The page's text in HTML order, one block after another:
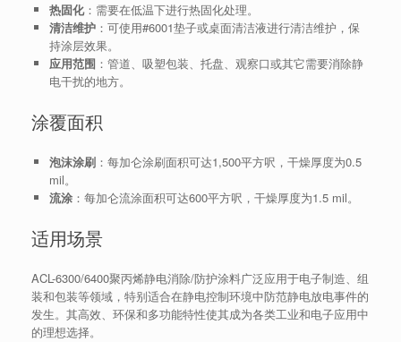
热固化：需要在低温下进行热固化处理。
清洁维护：可使用#6001垫子或桌面清洁液进行清洁维护，保
持涂层效果。
应用范围 ：管道、吸塑包装、托盘、观察口或其它需要消除静
电干扰的地方。
涂覆面积
泡沫涂刷：每加仑涂刷面积可达1,500平方呎，干燥厚度为0.5
mil。
流涂：每加仑流涂面积可达600平方呎，干燥厚度为1.5 mil。
适用场景
ACL-6300/6400聚丙烯静电消除/防护涂料广泛应用于电子制造、组
装和包装等领域，特别适合在静电控制环境中防范静电放电事件的
发生。其高效、环保和多功能特性使其成为各类工业和电子应用中
的理想选择。